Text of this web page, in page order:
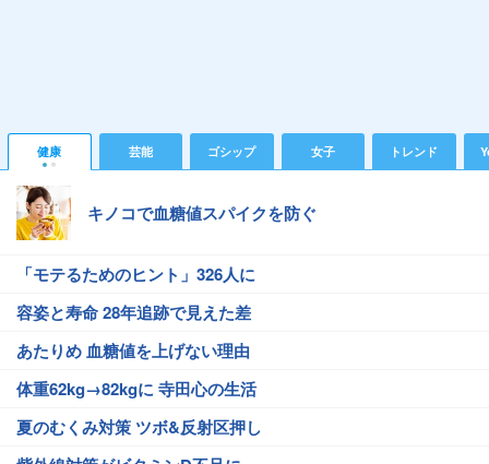
健康 芸能 ゴシップ 女子 トレンド
キノコで血糖値スパイクを防ぐ
「モテるためのヒント」326人に
容姿と寿命 28年追跡で見えた差
あたりめ 血糖値を上げない理由
体重62kg→82kgに 寺田心の生活
夏のむくみ対策 ツボ&反射区押し